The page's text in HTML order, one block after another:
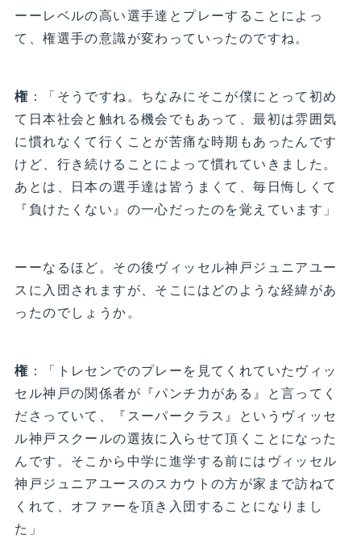
ーーレベルの高い選手達とプレーすることによっ
て、権選手の意識が変わっていったのですね。
権 ：「そうですね。ちなみにそこが僕にとって初め
て日本社会と触れる機会でもあって、最初は雰囲気
に慣れなくて行くことが苦痛な時期もあったんです
けど、行き続けることによって慣れていきました。
あとは、日本の選手達は皆うまくて、毎日悔しくて
『負けたくない』の一心だったのを覚えています」
ーーなるほど。その後ヴィッセル神戸ジュニアユー
スに入団されますが、そこにはどのような経緯があ
ったのでしょうか。
権 ：「トレセンでのプレーを見てくれていたヴィッ
セル神戸の関係者が『パンチ力がある』と言ってく
ださっていて、『スーパークラス』というヴィッセ
ル神戸スクールの選抜に入らせて頂くことになった
んです。そこから中学に進学する前にはヴィッセル
神戸ジュニアユースのスカウトの方が家まで訪ねて
くれて、オファーを頂き入団することになりまし
た」